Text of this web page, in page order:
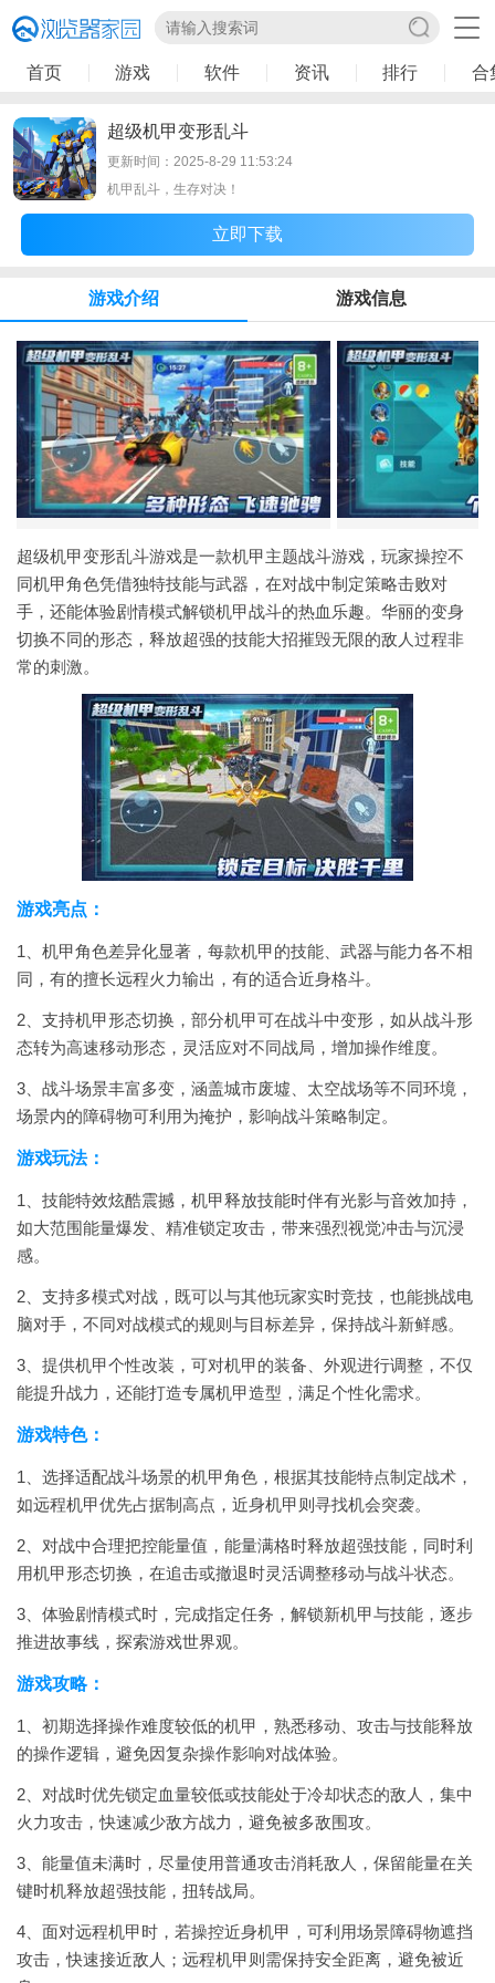
首页 游戏 软件 资讯 排行 合
超级机甲变形乱斗
更新时间：2025-8-29 11:53:24
机甲乱斗，生存对决！
立即下载
游戏介绍 游戏信息
超级机甲变形乱斗游戏是一款机甲主题战斗游戏，玩家操控不
同机甲角色凭借独特技能与武器，在对战中制定策略击败对
手，还能体验剧情模式解锁机甲战斗的热血乐趣。华丽的变身
切换不同的形态，释放超强的技能大招摧毁无限的敌人过程非
常的刺激。
游戏亮点：
1、机甲角色差异化显著，每款机甲的技能、武器与能力各不相
同，有的擅长远程火力输出，有的适合近身格斗。
2、支持机甲形态切换，部分机甲可在战斗中变形，如从战斗形
态转为高速移动形态，灵活应对不同战局，增加操作维度。
3、战斗场景丰富多变，涵盖城市废墟、太空战场等不同环境，
场景内的障碍物可利用为掩护，影响战斗策略制定。
游戏玩法：
1、技能特效炫酷震撼，机甲释放技能时伴有光影与音效加持，
如大范围能量爆发、精准锁定攻击，带来强烈视觉冲击与沉浸
感。
2、支持多模式对战，既可以与其他玩家实时竞技，也能挑战电
脑对手，不同对战模式的规则与目标差异，保持战斗新鲜感。
3、提供机甲个性改装，可对机甲的装备、外观进行调整，不仅
能提升战力，还能打造专属机甲造型，满足个性化需求。
游戏特色：
1、选择适配战斗场景的机甲角色，根据其技能特点制定战术，
如远程机甲优先占据制高点，近身机甲则寻找机会突袭。
2、对战中合理把控能量值，能量满格时释放超强技能，同时利
用机甲形态切换，在追击或撤退时灵活调整移动与战斗状态。
3、体验剧情模式时，完成指定任务，解锁新机甲与技能，逐步
推进故事线，探索游戏世界观。
游戏攻略：
1、初期选择操作难度较低的机甲，熟悉移动、攻击与技能释放
的操作逻辑，避免因复杂操作影响对战体验。
2、对战时优先锁定血量较低或技能处于冷却状态的敌人，集中
火力攻击，快速减少敌方战力，避免被多敌围攻。
3、能量值未满时，尽量使用普通攻击消耗敌人，保留能量在关
键时机释放超强技能，扭转战局。
4、面对远程机甲时，若操控近身机甲，可利用场景障碍物遮挡
攻击，快速接近敌人；远程机甲则需保持安全距离，避免被近